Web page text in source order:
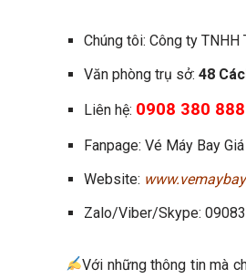
Chúng tôi: Công ty
Văn phòng trụ sở: 48
Liên hệ: 0908 380
Fanpage: Vé Máy Bay
Website:
Zalo/Viber/Skype:
Với những thông tin mà